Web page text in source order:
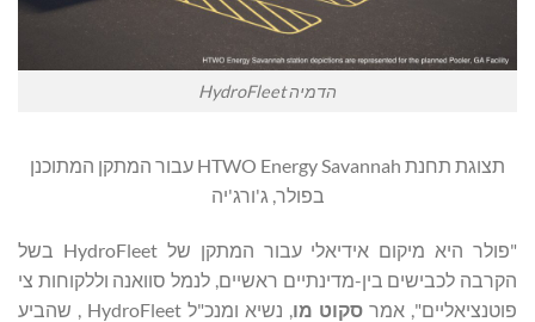
הדמיה HydroFleet
תצוגת תחנת HTWO Energy Savannah עבור המתקן המתוכנן
בפולר, ג'ורג'יה
"פולר היא מיקום אידיאלי עבור המתקן של HydroFleet בשל
הקרבה לכבישים בין-מדינתיים ראשיים, לנמל סוואנה וללקוחות צי
פוטנציאליים", אמר סקוט מו
, נשיא ומנכ"ל HydroFleet , שהביע